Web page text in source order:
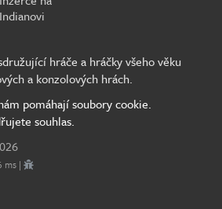
Indianovi
hráče a hráčky všeho věku
a konzolových hrách.
pomáhají soubory cookie.
souhlas.
ms |